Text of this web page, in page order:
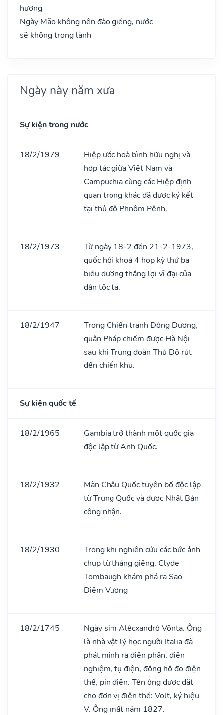
hương
Ngày Mão không nên đào giếng, nước
sẽ không trong lành
Ngày này năm xưa
Sự kiện trong nước
18/2/1979
Hiệp ước hoà bình hữu nghị và
hợp tác giữa Việt Nam và
Campuchia cùng các Hiệp định
quan trọng khác đã được ký kết
tại thủ đô Phnôm Pênh.
18/2/1973
Từ ngày 18-2 đến 21-2-1973,
quốc hội khoá 4 họp kỳ thứ ba
biểu dương thắng lợi vĩ đại của
dân tộc ta.
18/2/1947
Trong Chiến tranh Đông Dương,
quân Pháp chiếm được Hà Nội
sau khi Trung đoàn Thủ Đô rút
đến chiến khu.
Sự kiện quốc tế
18/2/1965
Gambia trở thành một quốc gia
độc lập từ Anh Quốc.
18/2/1932
Mãn Châu Quốc tuyên bố độc lập
từ Trung Quốc và được Nhật Bản
công nhận.
18/2/1930
Trong khi nghiên cứu các bức ảnh
chụp từ tháng giêng, Clyde
Tombaugh khám phá ra Sao
Diêm Vương
18/2/1745
Ngày sịm Alêcxanđrô Vônta. Ông
là nhà vật lý học người Italia đã
phát minh ra điện phân, điện
nghiệm, tụ điện, đồng hồ đo điện
thế, pin điện. Tên ông được đặt
cho đơn vị điện thế: Volt, ký hiệu
V. Ông mất năm 1827.